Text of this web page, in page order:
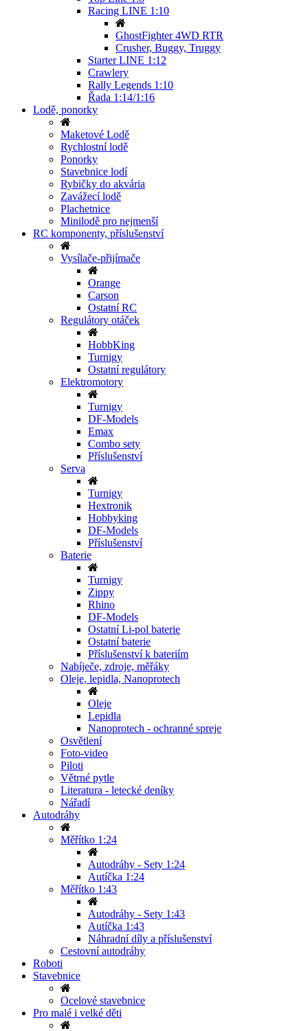
Racing LINE 1:10
GhostFighter 4WD RTR
Crusher, Buggy, Truggy
Starter LINE 1:12
Crawlery
Rally Legends 1:10
Řada 1:14/1:16
Lodě, ponorky
Maketové Lodě
Rychlostní lodě
Ponorky
Stavebnice lodí
Rybičky do akvária
Zavážecí lodě
Plachetnice
Minilodě pro nejmenší
RC komponenty, příslušenství
Vysílače-přijímače
Orange
Carson
Ostatní RC
Regulátory otáček
HobbKing
Turnigy
Ostatní regulátory
Elektromotory
Turnigy
DF-Models
Emax
Combo sety
Příslušenství
Serva
Turnigy
Hextronik
Hobbyking
DF-Models
Příslušenství
Baterie
Turnigy
Zippy
Rhino
DF-Models
Ostatní Li-pol baterie
Ostatní baterie
Příslušenství k bateriím
Nabíječe, zdroje, měřáky
Oleje, lepidla, Nanoprotech
Oleje
Lepidla
Nanoprotech - ochranné spreje
Osvětlení
Foto-video
Piloti
Větrné pytle
Literatura - letecké deníky
Nářadí
Autodráhy
Měřítko 1:24
Autodráhy - Sety 1:24
Autíčka 1:24
Měřítko 1:43
Autodráhy - Sety 1:43
Autíčka 1:43
Náhradní díly a příslušenství
Cestovní autodráhy
Roboti
Stavebnice
Ocelové stavebnice
Pro malé i velké děti